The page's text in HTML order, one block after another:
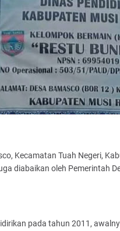
Kecamatan Tuah Negeri,
diabaikan oleh Pemerintah
pada tahun 2011,